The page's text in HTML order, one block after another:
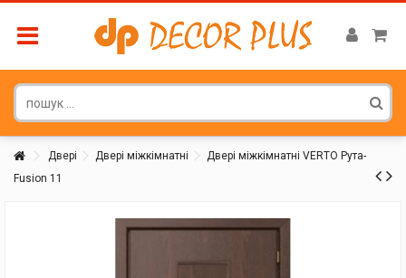
Двері Двері міжкімнатні
Двері міжкімнатні VERTO Рута-
Fusion 11